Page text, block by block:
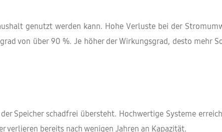
genutzt werden kann. Hohe Verluste bei der
von über 90 %. Je höher der Wirkungsgrad, desto mehr
Speicher schadfrei übersteht. Hochwertige Systeme
verlieren bereits nach wenigen Jahren an Kapazität.